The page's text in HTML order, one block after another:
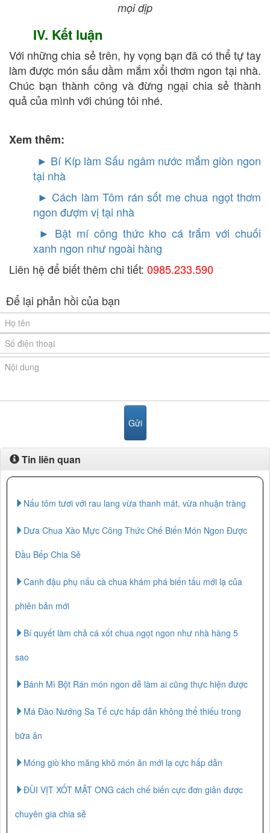
mọi dịp
IV. Kết luận
Với những chia sẻ trên, hy vọng bạn đã có thể tự tay
làm được món sấu dầm mắm xổi thơm ngon tại nhà.
Chúc bạn thành công và đừng ngại chia sẻ thành
quả của mình với chúng tôi nhé.
Xem thêm:
► Bí Kíp làm Sấu ngâm nước mắm giòn ngon
tại nhà
► Cách làm Tôm rán sốt me chua ngọt thơm
ngon đượm vị tại nhà
► Bật mí công thức kho cá trắm với chuối
xanh ngon như ngoài hàng
Liên hệ để biết thêm chi tiết: 0985.233.590
Để lại phản hồi của bạn
Tin liên quan
Nấu tôm tươi với rau lang vừa thanh mát, vừa nhuận tràng
Dưa Chua Xào Mực Công Thức Chế Biến Món Ngon Được
Đầu Bếp Chia Sẻ
Canh đậu phụ nấu cà chua khám phá biến tấu mới lạ của
phiên bản mới
Bí quyết làm chả cá xốt chua ngọt ngon như nhà hàng 5
sao
Bánh Mì Bột Rán món ngon dễ làm ai cũng thực hiện được
Má Đào Nướng Sa Tế cực hấp dẫn không thể thiếu trong
bữa ăn
Móng giò kho măng khô món ăn mới lạ cực hấp dẫn
ĐÙI VỊT XỐT MẬT ONG cách chế biến cực đơn giản được
chuyên gia chia sẻ